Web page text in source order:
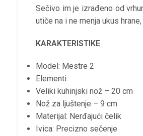
Sečivo im je izrađeno od
utiče na i ne menja ukus
KARAKTERISTIKE
Model: Mestre 2
Elementi:
Veliki kuhinjski nož – 20 cm
Nož za ljuštenje – 9 cm
Materijal: Nerđajući čelik
Ivica: Precizno sečenje